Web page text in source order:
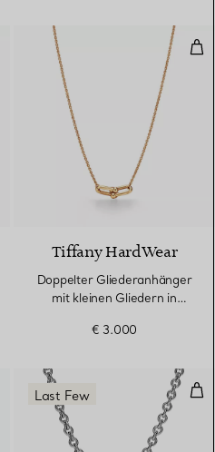
in Gelbgold mit
Tiffany HardWear
Doppelter Gliederanhänger
mit kleinen Gliedern in
€ 3.000
Collier mit Herzanhänger
Last Few